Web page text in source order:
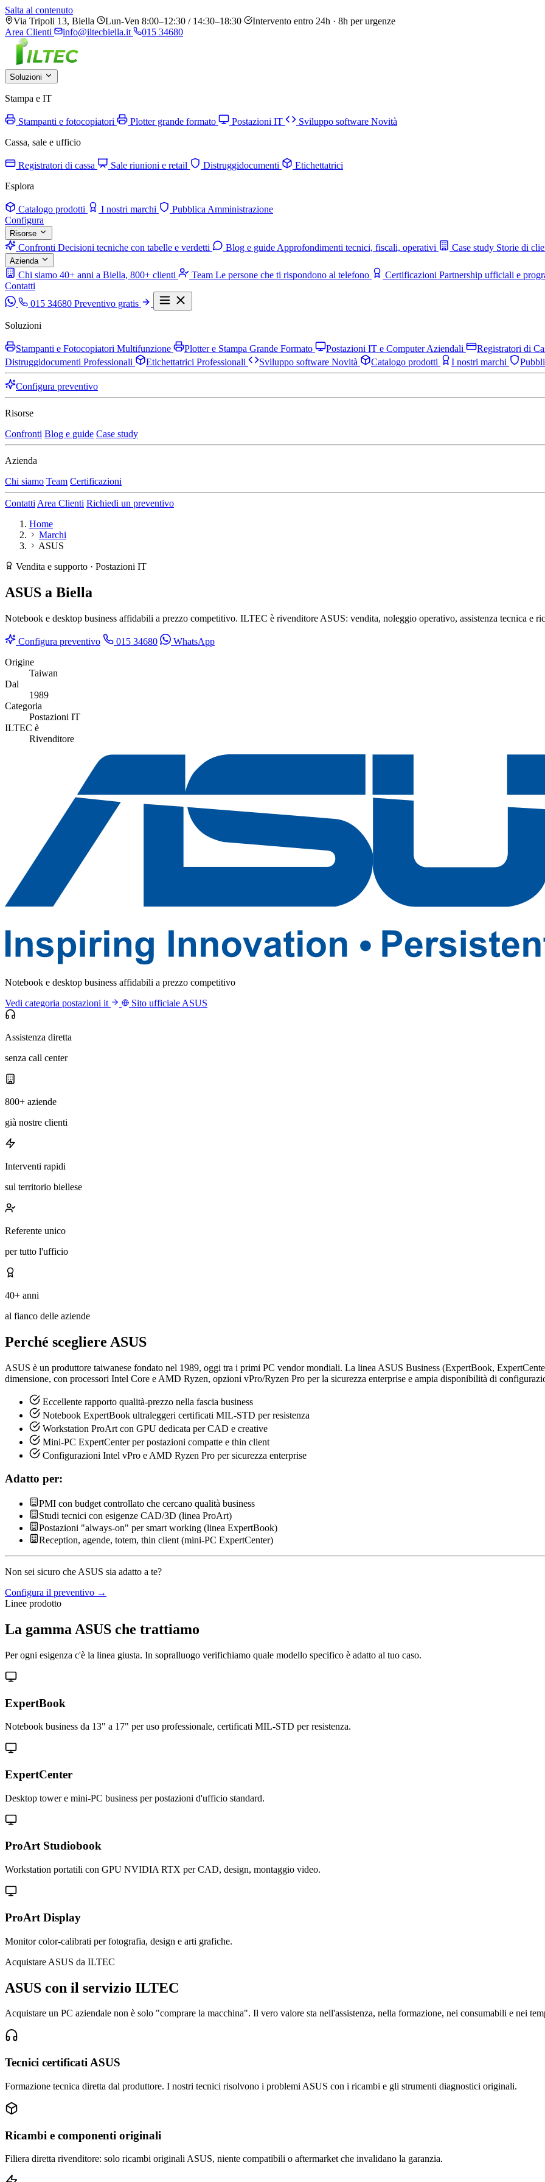
Salta al contenuto
Via Tripoli 13, Biella
Lun-Ven 8:00–12:30 / 14:30–18:30
Intervento entro 24h · 8h per urgenze
Area Clienti
info@iltecbiella.it 015 34680
Soluzioni
Stampa e IT
Stampanti e fotocopiatori Plotter grande formato Postazioni IT Sviluppo software Novità
Cassa, sale e ufficio
Registratori di cassa Sale riunioni e retail Distruggidocumenti
Etichettatrici
Esplora
Catalogo prodotti I nostri marchi
Pubblica Amministrazione
Configura
Risorse
Confronti Decisioni tecniche con tabelle e verdetti Blog e guide Approfondimenti tecnici, fiscali, operativi Case study Storie di
Azienda
Chi siamo 40+ anni a Biella, 800+ clienti Team Le persone che ti rispondono al telefono Certificazioni Partnership ufficiali e
Contatti
015 34680 Preventivo gratis
Soluzioni
Stampanti e Fotocopiatori Multifunzione Plotter e Stampa Grande Formato Postazioni IT e Computer Aziendali
Registratori di
Distruggidocumenti Professionali
Etichettatrici Professionali Sviluppo software Novità Catalogo prodotti I nostri marchi
Configura preventivo
Risorse
Confronti Blog e guide Case study
Azienda
Chi siamo Team Certificazioni
Contatti Area Clienti Richiedi un preventivo
Home
Marchi
ASUS
Vendita e supporto · Postazioni IT
ASUS a Biella
Notebook e desktop business affidabili a prezzo competitivo. ILTEC è rivenditore ASUS: vendita, noleggio operativo, assistenza tecnica e
Configura preventivo 015 34680
WhatsApp
Origine
Taiwan
Dal
1989
Categoria
Postazioni IT
ILTEC è
Rivenditore
Notebook e desktop business affidabili a prezzo competitivo
Vedi categoria postazioni it
Sito ufficiale ASUS
Assistenza diretta
senza call center
800+ aziende
già nostre clienti
Interventi rapidi
sul territorio biellese
Referente unico
per tutto l'ufficio
40+ anni
al fianco delle aziende
Perché scegliere ASUS
ASUS è un produttore taiwanese fondato nel 1989, oggi tra i primi PC vendor mondiali. La linea ASUS Business (ExpertBook,
dimensione, con processori Intel Core e AMD Ryzen, opzioni vPro/Ryzen Pro per la sicurezza enterprise e ampia disponibilità di
Eccellente rapporto qualità-prezzo nella fascia business
Notebook ExpertBook ultraleggeri certificati MIL-STD per resistenza
Workstation ProArt con GPU dedicata per CAD e creative
Mini-PC ExpertCenter per postazioni compatte e thin client
Configurazioni Intel vPro e AMD Ryzen Pro per sicurezza enterprise
Adatto per:
PMI con budget controllato che cercano qualità business
Studi tecnici con esigenze CAD/3D (linea ProArt)
Postazioni "always-on" per smart working (linea ExpertBook)
Reception, agende, totem, thin client (mini-PC ExpertCenter)
Non sei sicuro che ASUS sia adatto a te?
Configura il preventivo →
Linee prodotto
La gamma ASUS che trattiamo
Per ogni esigenza c'è la linea giusta. In sopralluogo verifichiamo quale modello specifico è adatto al tuo caso.
ExpertBook
Notebook business da 13" a 17" per uso professionale, certificati MIL-STD per resistenza.
ExpertCenter
Desktop tower e mini-PC business per postazioni d'ufficio standard.
ProArt Studiobook
Workstation portatili con GPU NVIDIA RTX per CAD, design, montaggio video.
ProArt Display
Monitor color-calibrati per fotografia, design e arti grafiche.
Acquistare ASUS da ILTEC
ASUS con il servizio ILTEC
Acquistare un PC aziendale non è solo "comprare la macchina". Il vero valore sta nell'assistenza, nella formazione, nei consumabili e nei
Tecnici certificati ASUS
Formazione tecnica diretta dal produttore. I nostri tecnici risolvono i problemi ASUS con i ricambi e gli strumenti diagnostici originali.
Ricambi e componenti originali
Filiera diretta rivenditore: solo ricambi originali ASUS, niente compatibili o aftermarket che invalidano la garanzia.